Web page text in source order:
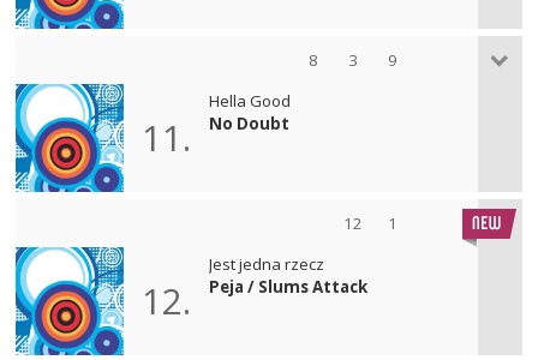
8 3 9
11.
Hella Good
No Doubt
12 1
12.
Jest jedna rzecz
Peja / Slums Attack